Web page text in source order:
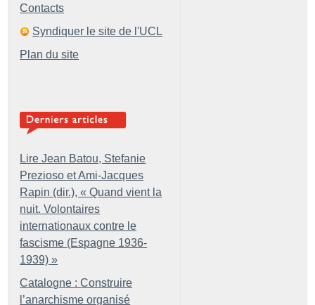
Contacts
Syndiquer le site de l'UCL
Plan du site
Lire Jean Batou, Stefanie
Prezioso et Ami-Jacques
Rapin (dir.), « Quand vient la
nuit. Volontaires
internationaux contre le
fascisme (Espagne 1936-
1939) »
Catalogne : Construire
l’anarchisme organisé